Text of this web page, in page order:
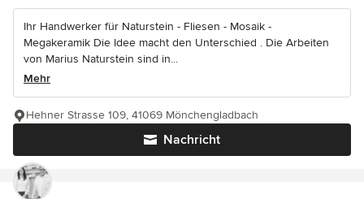
Ihr Handwerker für Naturstein - Fliesen - Mosaik -
Megakeramik Die Idee macht den Unterschied . Die Arbeiten
von Marius Naturstein sind in...
Mehr
Nachricht
Hehner Strasse 109, 41069 Mönchengladbach